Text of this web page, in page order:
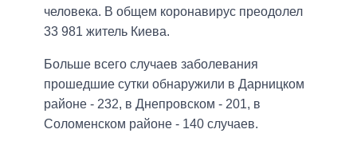
человека. В общем коронавирус преодолел
33 981 житель Киева.
Больше всего случаев заболевания
прошедшие сутки обнаружили в Дарницком
районе - 232, в Днепровском - 201, в
Соломенском районе - 140 случаев.